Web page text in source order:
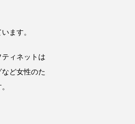
ます。
ィネットは
ど女性のた